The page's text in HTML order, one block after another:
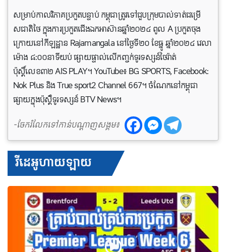
សម្រាប់កាលវិភាគប្រកួតបន្ទាប់ កម្ពុជាត្រូវទៅជួបក្រុមបាល់ទាត់ជម្រើ
សជាតិថៃ ក្នុងការប្រកួតជើងឯកអាស៊ានឆ្នាំ២០២៤ ពូល A ប្រកួតចុង
ក្រោយនៅកីឡដ្ឋាន Rajamangala នៅថ្ងៃទី២០ ខែធ្នូ ឆ្នាំ២០២៤ វេលា
ម៉ោង ៨:០០នាទីយប់ ផ្សាយផ្ទាល់លើកញ្ចក់ទូរទស្សន៍ថៃរ៉ាត់
ប៉ុស្តិ៍លេខ៣២ AIS PLAY។ YouTube៖ BG SPORTS, Facebook:
Nok Plus និង True sport2 Channel 667។ ចំណែកនៅកម្ពុជា
ផ្សាយ​ក្នុងប៉ុស្តី៍ទូរទស្សន៍ BTV News។
-ចែករំលែកទៅកាន់បណ្តាញសង្គម៖
វីដេអូហាយឡាយ